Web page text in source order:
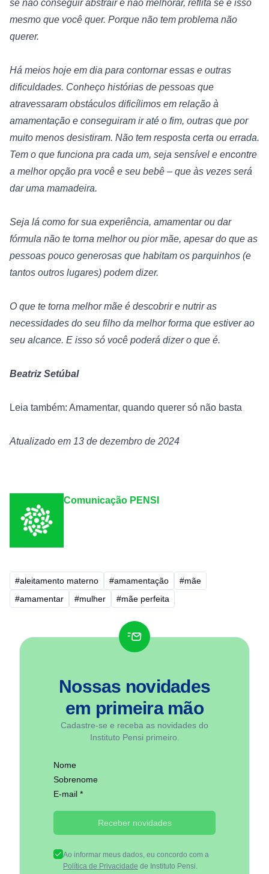
se não conseguir abstrair e não melhorar, reflita se é isso
mesmo que você quer. Porque não tem problema não
querer.
Há meios hoje em dia para contornar essas e outras
dificuldades. Conheço histórias de pessoas que
atravessaram obstáculos dificílimos em relação à
amamentação e conseguiram ir até o fim, outras que por
muito menos desistiram. Não tem resposta certa ou errada.
Tem o que funciona pra cada um, seja sensível e encontre
a melhor opção pra você e seu bebê – que às vezes será
dar uma mamadeira.
Seja lá como for sua experiência, amamentar ou dar
fórmula não te torna melhor ou pior mãe, apesar do que as
pessoas pouco generosas que habitam os parquinhos (e
tantos outros lugares) podem dizer.
O que te torna melhor mãe é descobrir e nutrir as
necessidades do seu filho da melhor forma que estiver ao
seu alcance. E isso só você poderá dizer o que é.
Beatriz Setúbal
Leia também: Amamentar, quando querer só não basta
Atualizado em 13 de dezembro de 2024
Comunicação PENSI
#aleitamento materno #amamentação
#mãe
#amamentar
#mulher #mãe perfeita
Nossas novidades
em primeira mão
Cadastre-se e receba as novidades do
Instituto Pensi primeiro.
Nome
Sobrenome
E-mail *
Receber novidades
Ao informar meus dados, eu concordo com a
Política de Privacidade de Instituto Pensi.